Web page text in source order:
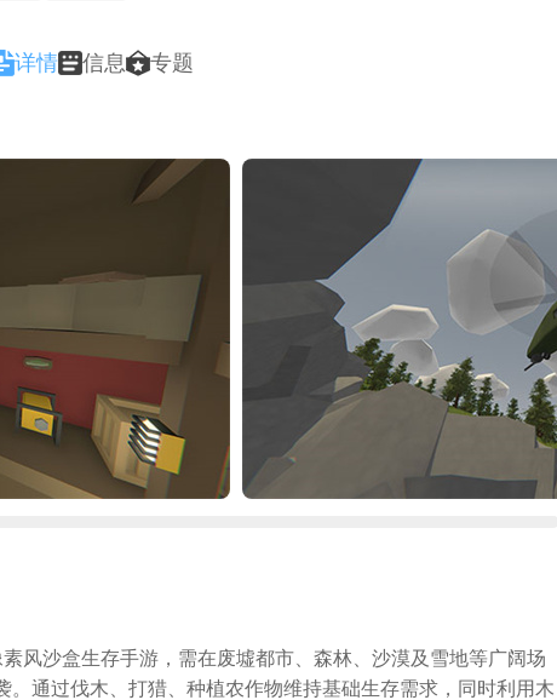
详情 信息 专题
风沙盒生存手游，需在废墟都市、森林、沙漠及雪地等广阔场
通过伐木、打猎、种植农作物维持基础生存需求，同时利用木